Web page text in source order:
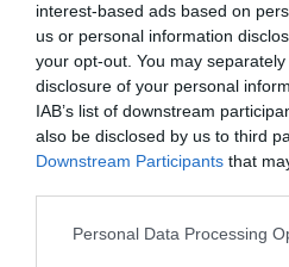
interest-based ads based on
us or personal information
your opt-out. You may
disclosure of your personal
IAB’s list of downstream
also be disclosed by us to third
Downstream Participants that
Personal Data Processing
ΤΕΧΝΕΣ / ΝΕΑ
Έργα που
αναδεικνύουν το
ύφασμα του
καναπέ: Ομαδική
έκθεση στον
Χώρο Τέχνης 9
ΕΝΝΕΑ